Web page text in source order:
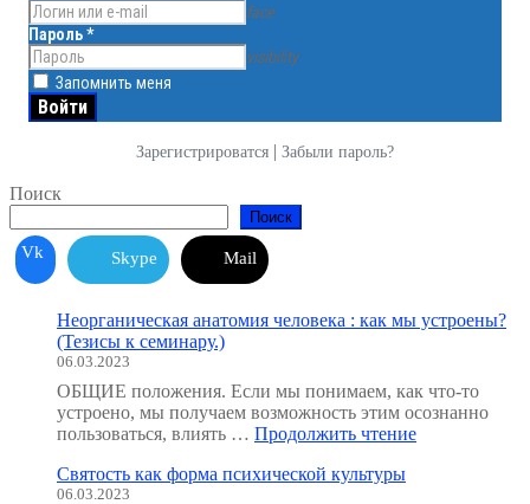
face
Пароль*
visibility
Запомнить меня
Зарегистрироватся | Забыли пароль?
Поиск
Поиск
Vk Skype Mail
Неорганическая анатомия человека : как мы устроены?
(Тезисы к семинару.)
06.03.2023
ОБЩИЕ положения. Если мы понимаем, как что-то
устроено, мы получаем возможность этим осознанно
пользоваться, влиять … Продолжить чтение
Святость как форма психической культуры
06.03.2023